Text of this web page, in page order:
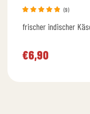
mit4.78
(9)
frischer indischer
€6,90